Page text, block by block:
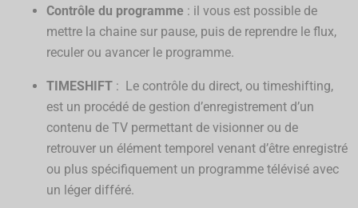
Contrôle du programme : il vous est possible de
mettre la chaine sur pause, puis de reprendre le flux,
reculer ou avancer le programme.
TIMESHIFT : Le contrôle du direct, ou timeshifting,
est un procédé de gestion d’enregistrement d’un
contenu de TV permettant de visionner ou de
retrouver un élément temporel venant d’être enregistré
ou plus spécifiquement un programme télévisé avec
un léger différé.